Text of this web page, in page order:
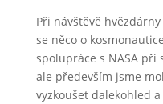
Při návštěvě
se něco o
spolupráce s NASA při
ale především jsme
vyzkoušet dalekohled